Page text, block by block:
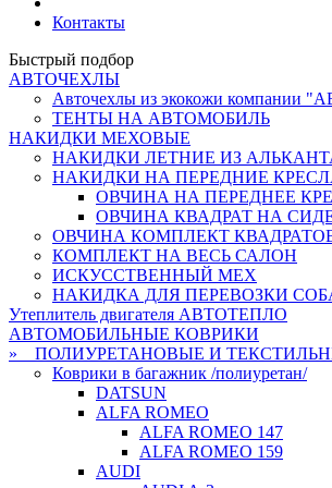
Контакты
Быстрый подбор
АВТОЧЕХЛЫ
Авточехлы из экокожи компании
ТЕНТЫ НА АВТОМОБИЛЬ
НАКИДКИ МЕХОВЫЕ
НАКИДКИ ЛЕТНИЕ ИЗ
НАКИДКИ НА ПЕРЕДНИЕ
ОВЧИНА НА ПЕРЕДНЕЕ
ОВЧИНА КВАДРАТ НА
ОВЧИНА КОМПЛЕКТ
КОМПЛЕКТ НА ВЕСЬ САЛОН
ИСКУССТВЕННЫЙ МЕХ
НАКИДКА ДЛЯ ПЕРЕВОЗКИ
Утеплитель двигателя АВТОТЕПЛО
АВТОМОБИЛЬНЫЕ КОВРИКИ
» ПОЛИУРЕТАНОВЫЕ И
Коврики в багажник /полиуретан/
DATSUN
ALFA ROMEO
ALFA ROMEO 147
ALFA ROMEO 159
AUDI